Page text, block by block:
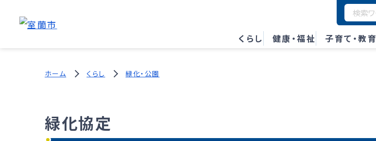
くらし 健康・福祉 子育て・教育
ホーム くらし 緑化・公園
緑化協定